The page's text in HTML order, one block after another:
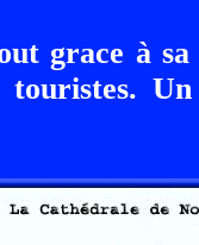
grace à
touristes.